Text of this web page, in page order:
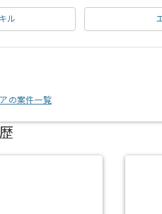
ル
の案件一覧